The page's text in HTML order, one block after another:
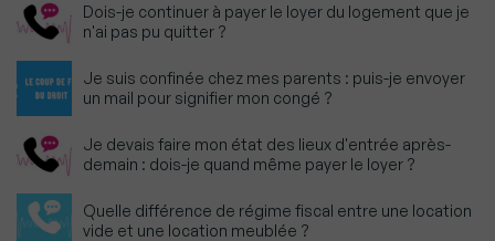
Dois-je continuer à payer le loyer du logement que je
n'ai pas pu quitter ?
Je suis confinée chez mes parents : puis-je envoyer
un mail pour signifier mon congé ?
Je devais faire mon état des lieux d'entrée après-
demain : dois-je quand même payer le loyer ?
Quelle différence de régime fiscal entre une location
vide et une location meublée ?